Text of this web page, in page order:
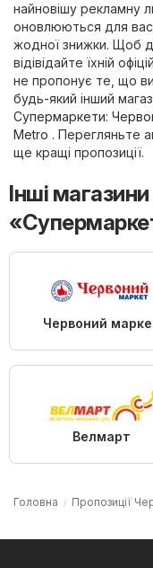
найновішу рекламну
оновлюються для
жодної знижки. Щоб
відівідайте їхній
не пропонує те, що
будь-який інший
Супермаркети:
Metro . Перегляньте
ще кращі пропозиції.
Інші магазини
Червоний
Велмарт
Головна Пропозиції